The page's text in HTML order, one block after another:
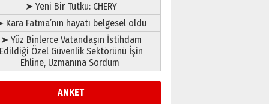
➤ Yeni Bir Tutku: CHERY
Kara Fatma’nın hayatı belgesel oldu
➤ Yüz Binlerce Vatandaşın İstihdam
Edildiği Özel Güvenlik Sektörünü İşin
Ehline, Uzmanına Sordum
ANKET